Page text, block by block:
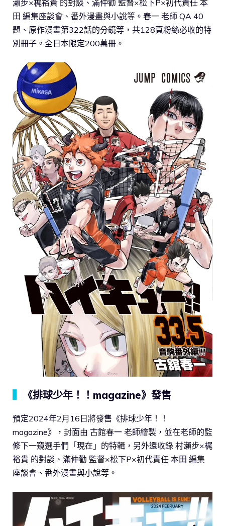
瀨步×梶裕貴 的對談、滿仲勸 監督×松下P×初代責任 本
田 編集座談會、番外漫畫與小說等。春一 老師 QA 40
題、原作漫畫第322話的分鏡等，共128頁粉絲必收的特
別冊子。全日本限定200萬冊。
《排球少年！！magazine》發售
預定2024年2月16日將發售《排球少年！！
magazine》，封面由 古館春一 老師繪製，並在老師的監
修下一窺選手們「現在」的特輯，另外還收錄 村瀨步×梶
裕貴 的對談、滿仲勸 監督×松下P×初代責任 本田 編集
座談會、番外漫畫與小說等。